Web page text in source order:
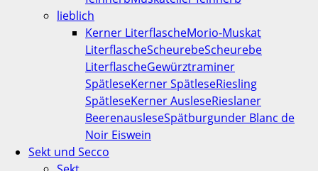
lieblich
Kerner LiterflascheMorio-Muskat
LiterflascheScheurebeScheurebe
LiterflascheGewürztraminer
SpätleseKerner SpätleseRiesling
SpätleseKerner AusleseRieslaner
BeerenausleseSpätburgunder Blanc de
Noir Eiswein
Sekt und Secco